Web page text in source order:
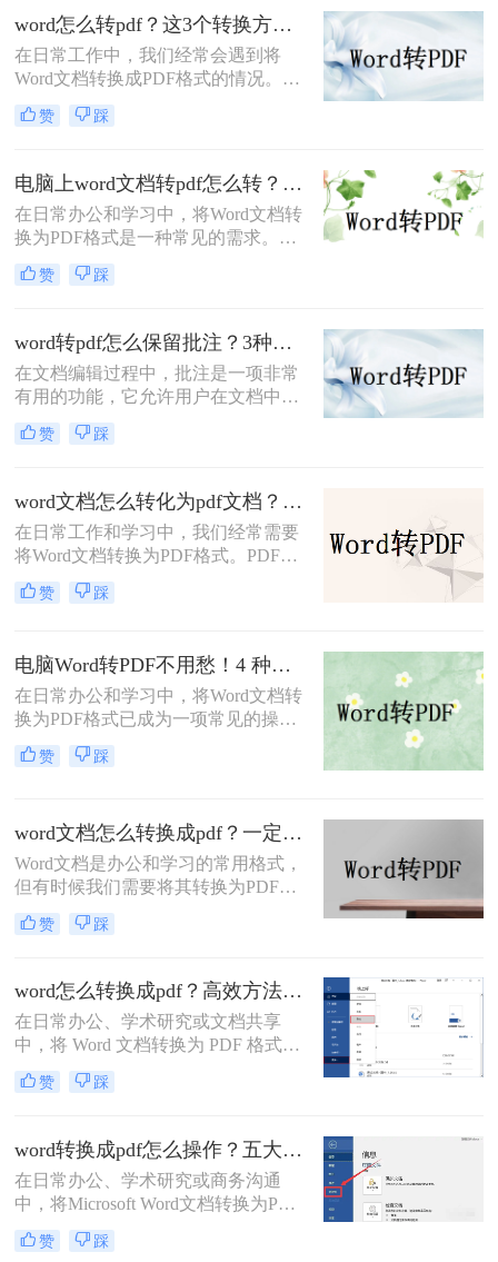
高效完成转换并提升简历的专业性。
word怎么转pdf？这3个转换方法赶紧收藏起来
在日常工作中，我们经常会遇到将
Word文档转换成PDF格式的情况。
PDF格式不仅可以保留文档的格式和
布局，还可以保证文档在不同设备上
word怎么转PDF，以及一些常见的
Word转PDF问题。
赞 踩
电脑上word文档转pdf怎么转？教你二种实用转换方法！
在日常办公和学习中，将Word文档转
换为PDF格式是一种常见的需求。
PDF格式具有跨平台、不易被篡改和
保持原样展示等优点，因此广泛应用
上word文档转pdf怎么转呢？本文将介
绍两种将Word文档转换为PDF的方
法。
赞 踩
word转pdf怎么保留批注？3种方法帮你轻松转换！
在文档编辑过程中，批注是一项非常
有用的功能，它允许用户在文档中直
接添加注释、提醒或反馈。然而，当
将Word文档转换为PDF格式时，很多
一个令人头疼的问题，因为批注往往
承载着重要的信息。那么，word转pdf
怎么保留批注呢？本文将为您提供解
决方案。
赞 踩
word文档怎么转化为pdf文档？3 种实用转换方法，完美保留原文档格式！
在日常工作和学习中，我们经常需要
将Word文档转换为PDF格式。PDF文
件不仅格式稳定、兼容性强，还能保
持文档的原始布局和格式，使得文档
文档怎么转化为pdf文档，并给出多种
方法及其步骤。
赞 踩
电脑Word转PDF不用愁！4 种转换方法还能压缩文件体积！
在日常办公和学习中，将Word文档转
换为PDF格式已成为一项常见的操
作。PDF格式以其高度的兼容性、稳
定性和安全性，在文档分享、分发和
Word转换为PDF的方法。
赞 踩
word文档怎么转换成pdf？一定要试试这四种方法！
Word文档是办公和学习的常用格式，
但有时候我们需要将其转换为PDF格
式，以确保文档内容的稳定性和可读
性。PDF格式可以保留文档的原始格
查看时都能保持一致性。那么word文
档怎么转换成pdf呢？下面将介绍四种
将Word文档转换成PDF的方法，帮助
您轻松完成转换。
赞 踩
word怎么转换成pdf？高效方法与专业建议！
在日常办公、学术研究或文档共享
中，将 Word 文档转换为 PDF 格式已
成为刚需。PDF 格式的跨平台一致
性、防篡改特性和专业外观使其成为
转换成pdf呢？本文将深入探讨多种高
效转换方法，涵盖不同场景需求，助
您轻松实现完美转换。
赞 踩
word转换成pdf怎么操作？五大方法详解！
在日常办公、学术研究或商务沟通
中，将Microsoft Word文档转换为PDF
格式已成为一项不可或缺的技能。
PDF（Portable Document Format）以
赞 踩